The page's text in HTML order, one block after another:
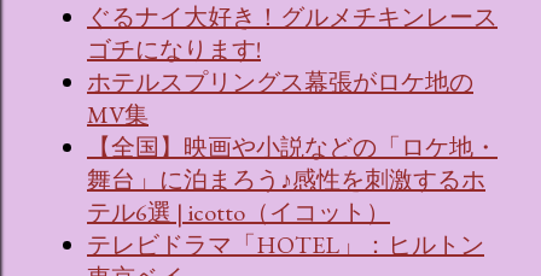
ぐるナイ大好き！グルメチキンレース
ゴチになります!
ホテルスプリングス幕張がロケ地の
MV集
【全国】映画や小説などの「ロケ地・
舞台」に泊まろう♪感性を刺激するホ
テル6選 | icotto（イコット）
テレビドラマ「HOTEL」：ヒルトン